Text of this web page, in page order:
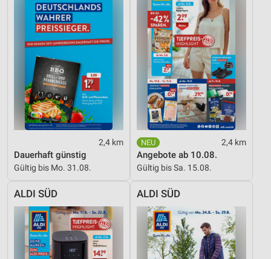
2,4 km
Dauerhaft günstig
Gültig bis Mo. 31.08.
2,4 km
Angebote ab 10.08.
Gültig bis Sa. 15.08.
ALDI SÜD ALDI SÜD